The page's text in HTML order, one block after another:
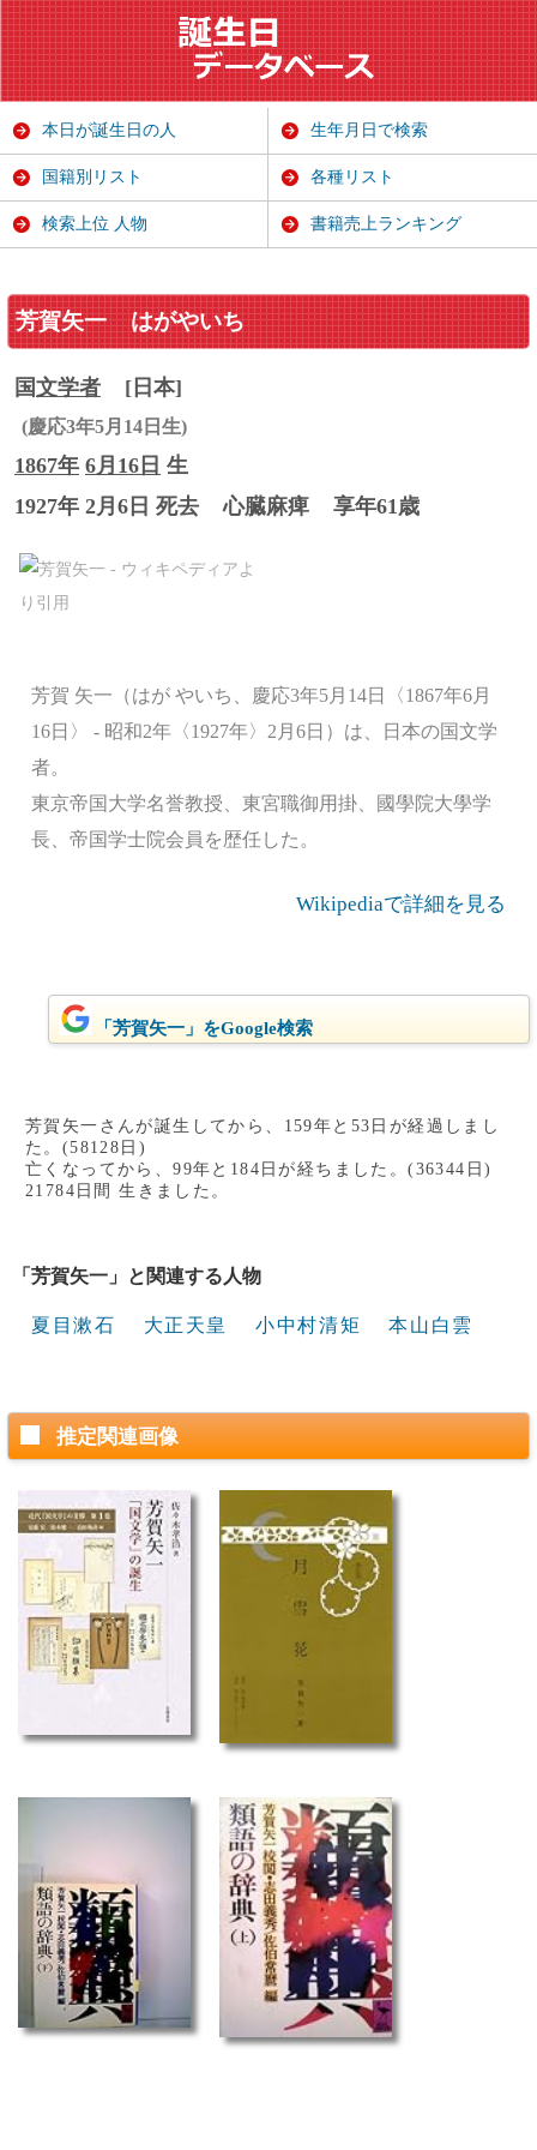
芳賀矢一 はがやいち
国文学者 [日本]
(慶応3年5月14日生)
1867年 6月16日 生
1927年 2月6日 死去
心臓麻痺 享年61歳
芳賀 矢一（はが やいち、慶応3年5月14日〈1867年6月
16日〉 - 昭和2年〈1927年〉2月6日）は、日本の国文学
者。
東京帝国大学名誉教授、東宮職御用掛、國學院大學学
長、帝国学士院会員を歴任した。
Wikipediaで詳細を見る
「芳賀矢一」をGoogle検索
芳賀矢一さんが誕生してから、159年と53日が経過しまし
た。(58128日)
亡くなってから、99年と184日が経ちました。(36344日)
21784日間 生きました。
「芳賀矢一」と関連する人物
夏目漱石 大正天皇 小中村清矩 本山白雲
推定関連画像
本日が誕生日の人 生年月日で検索
国籍別リスト 各種リスト
検索上位 人物 書籍売上ランキング